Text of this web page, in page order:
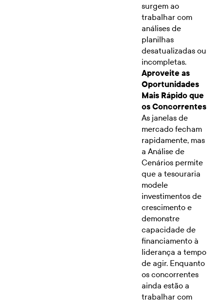
surgem ao
trabalhar com
análises de
planilhas
desatualizadas ou
incompletas.
Aproveite as
Oportunidades
Mais Rápido que
os Concorrentes
As janelas de
mercado fecham
rapidamente, mas
a Análise de
Cenários permite
que a tesouraria
modele
investimentos de
crescimento e
demonstre
capacidade de
financiamento à
liderança a tempo
de agir. Enquanto
os concorrentes
ainda estão a
trabalhar com